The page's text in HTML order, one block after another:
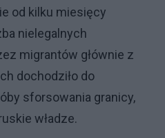
od kilku miesięcy
nielegalnych
migrantów głównie z
dochodziło do
sforsowania granicy,
władze.